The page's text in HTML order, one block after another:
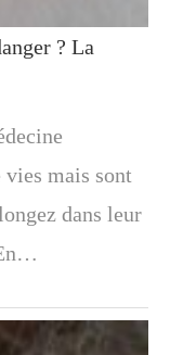
? La
mais sont
dans leur